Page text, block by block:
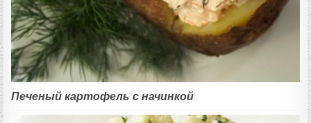
Печеный картофель с начинкой